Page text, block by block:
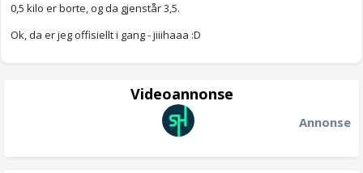
0,5 kilo er borte, og da gjenstår 3,5.
Ok, da er jeg offisiellt i gang - jiiihaaa :D
Videoannonse
Annonse